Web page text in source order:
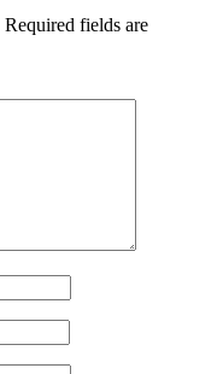
Required fields are